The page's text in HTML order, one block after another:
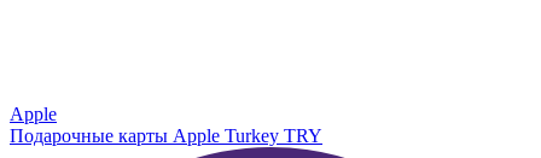
Apple
Подарочные карты Apple Turkey TRY